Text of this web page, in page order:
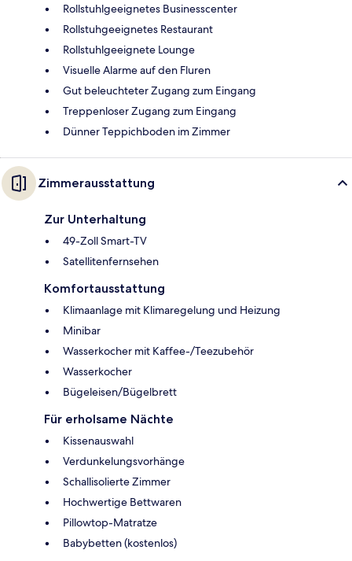
Rollstuhlgeeignetes Businesscenter
Rollstuhgeeignetes Restaurant
Rollstuhlgeeignete Lounge
Visuelle Alarme auf den Fluren
Gut beleuchteter Zugang zum Eingang
Treppenloser Zugang zum Eingang
Dünner Teppichboden im Zimmer
Zimmerausstattung
Zur Unterhaltung
49-Zoll Smart-TV
Satellitenfernsehen
Komfortausstattung
Klimaanlage mit Klimaregelung und Heizung
Minibar
Wasserkocher mit Kaffee-/Teezubehör
Wasserkocher
Bügeleisen/Bügelbrett
Für erholsame Nächte
Kissenauswahl
Verdunkelungsvorhänge
Schallisolierte Zimmer
Hochwertige Bettwaren
Pillowtop-Matratze
Babybetten (kostenlos)